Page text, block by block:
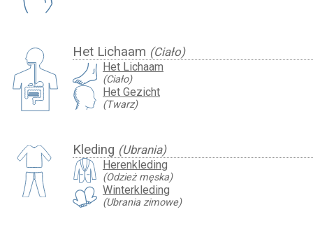
Het Lichaam (Ciało)
Het Lichaam
(Ciało)
Het Gezicht
(Twarz)
Kleding (Ubrania)
Herenkleding
(Odzież męska)
Winterkleding
(Ubrania zimowe)